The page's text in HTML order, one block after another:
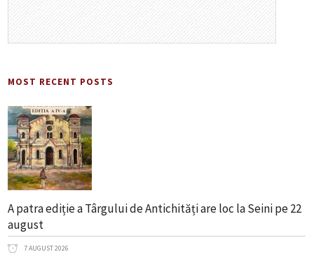
MOST RECENT POSTS
A patra ediție a Târgului de Antichități are loc la Seini pe 22
august
7 AUGUST 2026